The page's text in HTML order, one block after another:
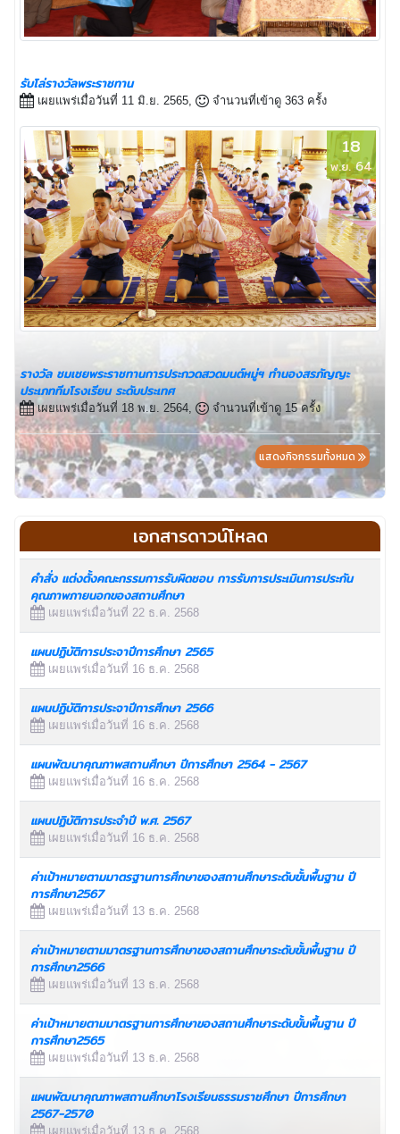
รับโล่รางวัลพระราชทาน
เผยแพร่เมื่อวันที่ 11 มิ.ย. 2565, จำนวนที่เข้าดู 363 ครั้ง
18
พ.ย. 64
รางวัล ชมเชยพระราชทานการประกวดสวดมนต์หมู่ฯ ทำนองสรภัญญะ
ประเภททีมโรงเรียน ระดับประเทศ
เผยแพร่เมื่อวันที่ 18 พ.ย. 2564, จำนวนที่เข้าดู 15 ครั้ง
แสดงกิจกรรมทั้งหมด
เอกสารดาวน์โหลด
คำสั่ง แต่งตั้งคณะกรรมการรับผิดชอบ การรับการประเมินการประกัน
คุณภาพภายนอกของสถานศึกษา
เผยแพร่เมื่อวันที่ 22 ธ.ค. 2568
แผนปฏิบัติการประจาปีการศึกษา 2565
เผยแพร่เมื่อวันที่ 16 ธ.ค. 2568
แผนปฏิบัติการประจาปีการศึกษา 2566
เผยแพร่เมื่อวันที่ 16 ธ.ค. 2568
แผนพัฒนาคุณภาพสถานศึกษา ปีการศึกษา 2564 - 2567
เผยแพร่เมื่อวันที่ 16 ธ.ค. 2568
แผนปฏิบัติการประจำปี พ.ศ. 2567
เผยแพร่เมื่อวันที่ 16 ธ.ค. 2568
ค่าเป้าหมายตามมาตรฐานการศึกษาของสถานศึกษาระดับขั้นพื้นฐาน ปี
การศึกษา2567
เผยแพร่เมื่อวันที่ 13 ธ.ค. 2568
ค่าเป้าหมายตามมาตรฐานการศึกษาของสถานศึกษาระดับขั้นพื้นฐาน ปี
การศึกษา2566
เผยแพร่เมื่อวันที่ 13 ธ.ค. 2568
ค่าเป้าหมายตามมาตรฐานการศึกษาของสถานศึกษาระดับขั้นพื้นฐาน ปี
การศึกษา2565
เผยแพร่เมื่อวันที่ 13 ธ.ค. 2568
แผนพัฒนาคุณภาพสถานศึกษาโรงเรียนธรรมราชศึกษา ปีการศึกษา
2567-2570
เผยแพร่เมื่อวันที่ 13 ธ.ค. 2568